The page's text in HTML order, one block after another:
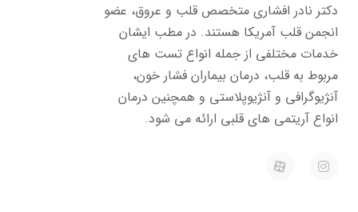
نادر افشاری متخصص قلب و عروق، عضو
قلب آمریکا هستند. در مطب ایشان
مختلفی از جمله انواع تست های
به قلب، درمان بیماران فشار خون،
و آنژیوپلاستی و همچنین درمان
آریتمی های قلبی ارائه می شود.